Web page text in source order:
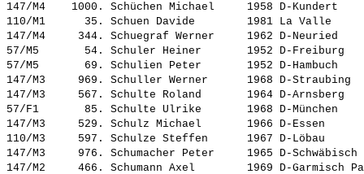
147/M4    1000. Schüchen Michael
1958 D-
110/M1      35. Schuen Davide
1981 La Valle
147/M4     344. Schuegraf Werner
1962 D-
57/M5       54. Schuler Heiner
1952 D-
57/M5       69. Schulien Peter
1952 D-
147/M3     969. Schuller Werner
1968 D-
147/M3     567. Schulte Roland
1964 D-
57/F1       85. Schulte Ulrike
1968 D-
147/M3     529. Schulz Michael
1966 D-Essen
110/M3     597. Schulze Steffen
1967 D-Löbau
147/M3     976. Schumacher Peter
1965 D-
147/M2     466. Schumann Axel 1969 D-